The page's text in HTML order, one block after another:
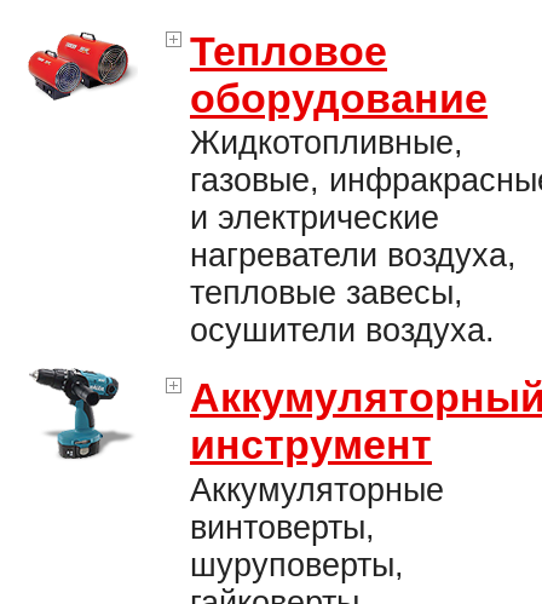
Тепловое
оборудование
Жидкотопливные,
газовые,
и электрические
нагреватели воздуха,
тепловые завесы,
осушители воздуха.
инструмент
Аккумуляторные
винтоверты,
шуруповерты,